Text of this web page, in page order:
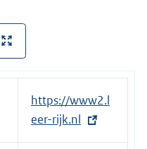
E
x
t
https://www2.l
eer-rijk.nl